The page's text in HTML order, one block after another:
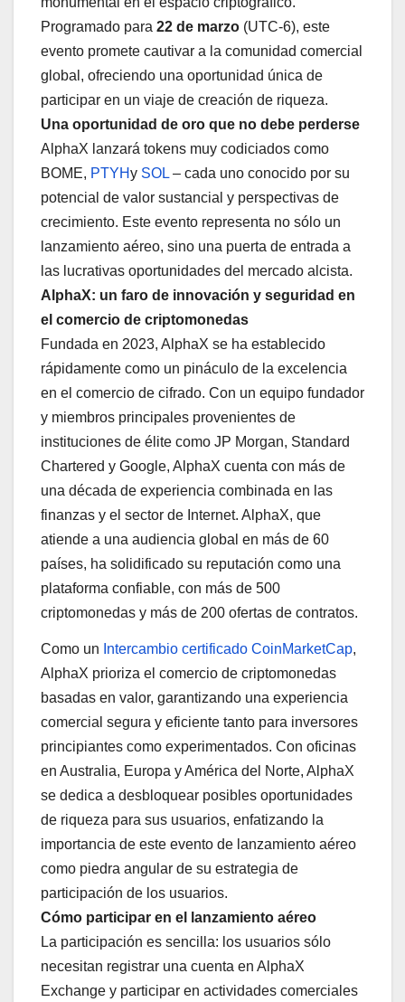
Programado para 22 de marzo (UTC-6), este
evento promete cautivar a la comunidad comercial
global, ofreciendo una oportunidad única de
participar en un viaje de creación de riqueza.
Una oportunidad de oro que no debe perderse
AlphaX lanzará tokens muy codiciados como
BOME, PTYHy SOL – cada uno conocido por su
potencial de valor sustancial y perspectivas de
crecimiento. Este evento representa no sólo un
lanzamiento aéreo, sino una puerta de entrada a
las lucrativas oportunidades del mercado alcista.
AlphaX: un faro de innovación y seguridad en
el comercio de criptomonedas
Fundada en 2023, AlphaX se ha establecido
rápidamente como un pináculo de la excelencia
en el comercio de cifrado. Con un equipo fundador
y miembros principales provenientes de
instituciones de élite como JP Morgan, Standard
Chartered y Google, AlphaX cuenta con más de
una década de experiencia combinada en las
finanzas y el sector de Internet. AlphaX, que
atiende a una audiencia global en más de 60
países, ha solidificado su reputación como una
plataforma confiable, con más de 500
criptomonedas y más de 200 ofertas de contratos.
Como un Intercambio certificado CoinMarketCap,
AlphaX prioriza el comercio de criptomonedas
basadas en valor, garantizando una experiencia
comercial segura y eficiente tanto para inversores
principiantes como experimentados. Con oficinas
en Australia, Europa y América del Norte, AlphaX
se dedica a desbloquear posibles oportunidades
de riqueza para sus usuarios, enfatizando la
importancia de este evento de lanzamiento aéreo
como piedra angular de su estrategia de
participación de los usuarios.
Cómo participar en el lanzamiento aéreo
La participación es sencilla: los usuarios sólo
necesitan registrar una cuenta en AlphaX
Exchange y participar en actividades comerciales